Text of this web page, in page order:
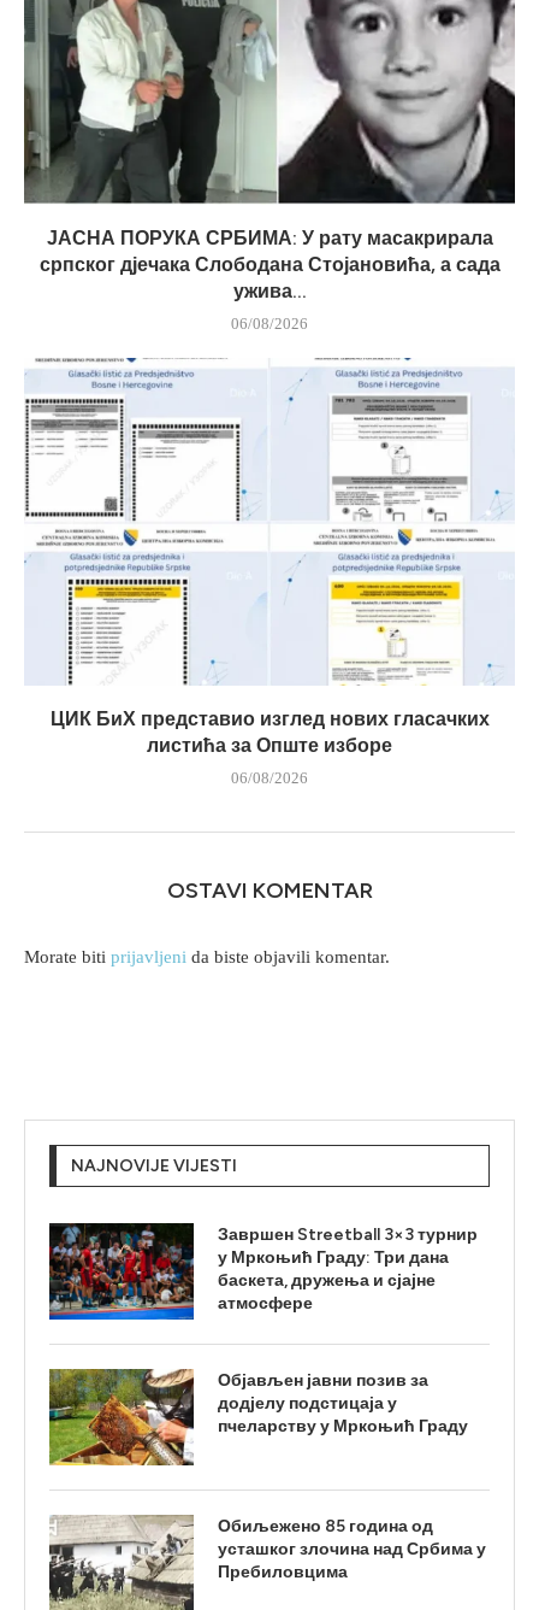
ЈАСНА ПОРУКА СРБИМА: У рату масакрирала
српског дјечака Слободана Стојановића, а сада
ужива...
06/08/2026
ЦИК БиХ представио изглед нових гласачких
листића за Опште изборе
06/08/2026
OSTAVI KOMENTAR
Morate biti prijavljeni da biste objavili komentar.
NAJNOVIJE VIJESTI
Завршен Streetball 3×3 турнир
у Мркоњић Граду: Три дана
баскета, дружења и сјајне
атмосфере
Објављен јавни позив за
додјелу подстицаја у
пчеларству у Мркоњић Граду
Обиљежено 85 година од
усташког злочина над Србима у
Пребиловцима